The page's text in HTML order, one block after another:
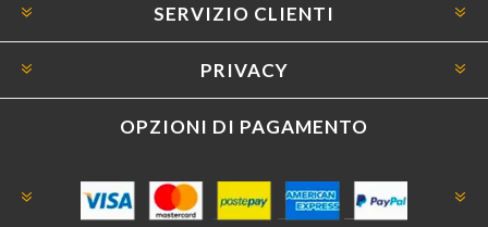
SERVIZIO CLIENTI
PRIVACY
OPZIONI DI PAGAMENTO